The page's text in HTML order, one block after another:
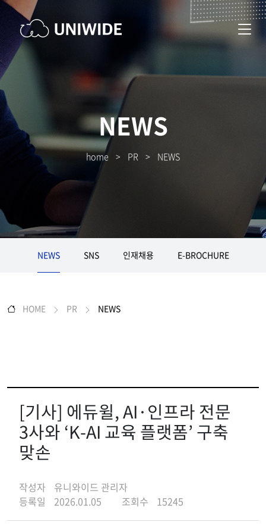
NEWS
home > PR > NEWS
NEWS SNS 인재채용 E-BROCHURE
HOME PR NEWS
[기사] 에듀윌, AI·인프라 전문
3사와 ‘K-AI 교육 플랫폼’ 구축
맞손
작성자
유니와이드 관리자
등록일
2026.01.05 조회수 15245